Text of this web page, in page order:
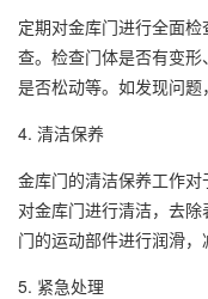
定期对金库门进行全面
查。检查门体是否有变
是否松动等。如发现问题
4. 清洁保养
金库门的清洁保养工作
对金库门进行清洁，去
门的运动部件进行润滑，
5. 紧急处理